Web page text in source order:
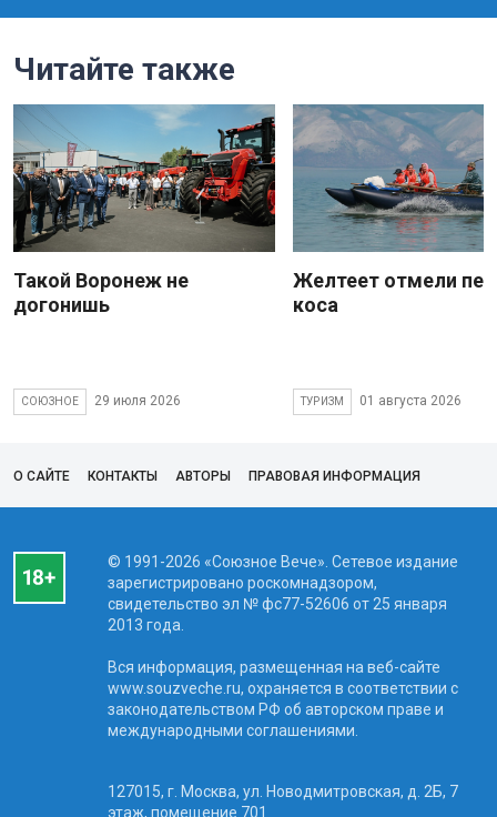
Читайте также
Такой Воронеж не
догонишь
СОЮЗНОЕ 29 июля 2026
Желтеет отмели
коса
ТУРИЗМ 01 августа 2026
О САЙТЕ КОНТАКТЫ АВТОРЫ ПРАВОВАЯ ИНФОРМАЦИЯ
© 1991-2026 «Союзное Вече». Сетевое издание
зарегистрировано роскомнадзором,
свидетельство эл № фc77-52606 от 25 января
2013 года.
Вся информация, размещенная на веб-сайте
www.souzveche.ru, охраняется в соответствии с
законодательством РФ об авторском праве и
международными соглашениями.
127015, г. Москва, ул. Новодмитровская, д. 2Б, 7
этаж, помещение 701